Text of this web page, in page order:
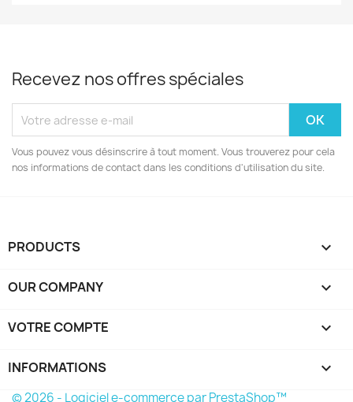
Recevez nos offres spéciales
Vous pouvez vous désinscrire à tout moment. Vous trouverez pour cela
nos informations de contact dans les conditions d'utilisation du site.
PRODUCTS 
OUR COMPANY 
VOTRE COMPTE 
INFORMATIONS keyboard_arrow_down
© 2026 - Logiciel e-commerce par PrestaShop™